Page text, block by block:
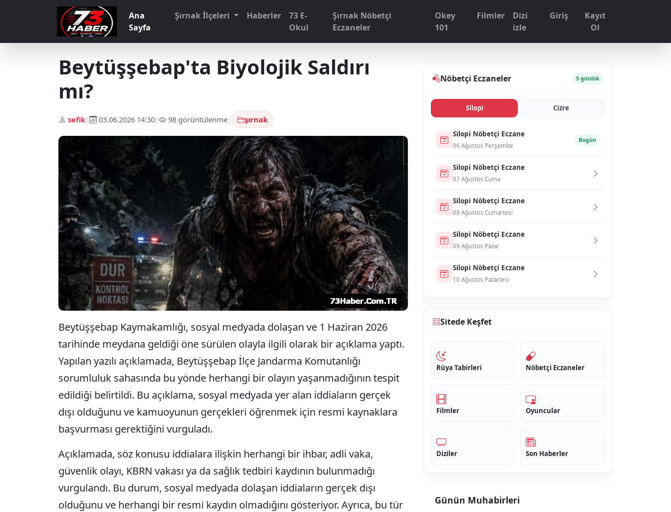
Ana
Sayfa
Şırnak İlçeleri Haberler
73 E-
Okul
Şırnak Nöbetçi
Eczaneler
Okey
101
Filmler
Dizi
izle
Giriş
Kayıt
Ol
Beytüşşebap'ta Biyolojik Saldırı
mı?
sefik| 03.06.2026 14:30| 98 görüntülenme| şırnak
Beytüşşebap Kaymakamlığı, sosyal medyada dolaşan ve 1 Haziran 2026
tarihinde meydana geldiği öne sürülen olayla ilgili olarak bir açıklama yaptı.
Yapılan yazılı açıklamada, Beytüşşebap İlçe Jandarma Komutanlığı
sorumluluk sahasında bu yönde herhangi bir olayın yaşanmadığının tespit
edildiği belirtildi. Bu açıklama, sosyal medyada yer alan iddiaların gerçek
dışı olduğunu ve kamuoyunun gerçekleri öğrenmek için resmi kaynaklara
başvurması gerektiğini vurguladı.
Açıklamada, söz konusu iddialara ilişkin herhangi bir ihbar, adli vaka,
güvenlik olayı, KBRN vakası ya da sağlık tedbiri kaydının bulunmadığı
vurgulandı. Bu durum, sosyal medyada dolaşan iddiaların gerçek dışı
olduğunu ve herhangi bir resmi kaydın olmadığını gösteriyor. Ayrıca, bu tür
Nöbetçi Eczaneler 5 günlük
Si̇lopi̇ Ci̇zre
Si̇lopi̇ Nöbetçi Eczane
06 Ağustos Perşembe
Bugün
Si̇lopi̇ Nöbetçi Eczane
07 Ağustos Cuma
Si̇lopi̇ Nöbetçi Eczane
08 Ağustos Cumartesi
Si̇lopi̇ Nöbetçi Eczane
09 Ağustos Pazar
Si̇lopi̇ Nöbetçi Eczane
10 Ağustos Pazartesi
Sitede Keşfet
Rüya Tabirleri Nöbetçi Eczaneler
Filmler Oyuncular
Diziler Son Haberler
Günün Muhabirleri